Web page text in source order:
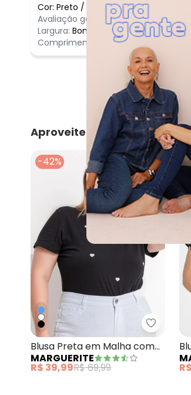
Cor: Preto /
Avaliação geral do produto: Ótimo
Largura: Bom
Comprimento:
Bom
Aproveite e compre junto
-42%
Blusa Preta em Malha com
Bordados de Coração
MARGUERITE
R$ 39,99R$ 69,99
-